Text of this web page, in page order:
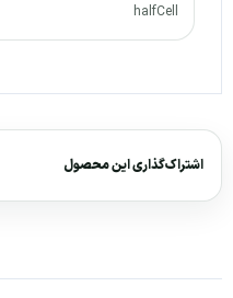
halfCell
اشتراک‌گذاری این محصول